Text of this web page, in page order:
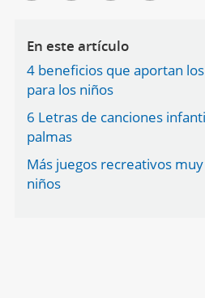
En este artículo
4 beneficios que aportan
para los niños
6 Letras de canciones
palmas
Más juegos recreativos
niños